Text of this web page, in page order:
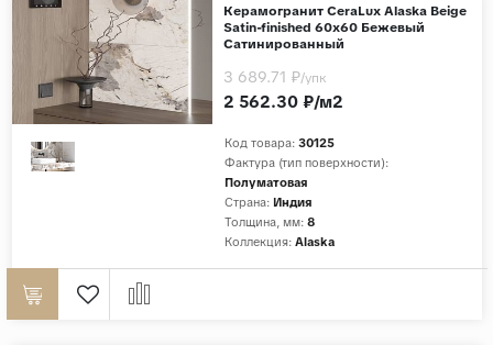
Керамогранит CeraLux Alaska Beige
Satin-finished 60x60 Бежевый
Сатинированный
Код товара: 30125
Фактура (тип поверхности):
Полуматовая
Страна: Индия
Толщина, мм: 8
Коллекция: Alaska
2 562.30 ₽/м2
3 689.71 ₽/упк